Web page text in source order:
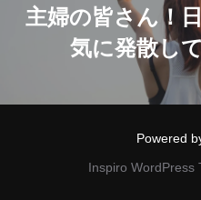
ナ主婦の皆さん！
気に発散し
Powered
Inspiro WordPress